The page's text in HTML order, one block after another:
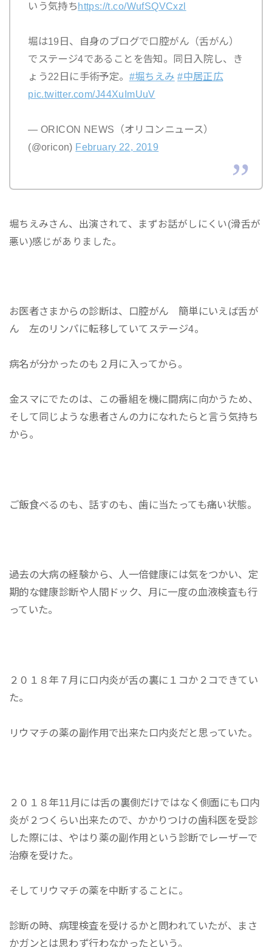
いう気持ち https://t.co/WufSQVCxzl
堀は19日、自身のブログで口腔がん（舌がん）
でステージ4であることを告知。同日入院し、き
ょう22日に手術予定。 #堀ちえみ #中居正広
pic.twitter.com/J44XuImUuV
— ORICON NEWS（オリコンニュース）
(@oricon) February 22, 2019
堀ちえみさん、出演されて、まずお話がしにくい(滑舌が
悪い)感じがありました。
お医者さまからの診断は、口腔がん 簡単にいえば舌が
ん 左のリンパに転移していてステージ4。
病名が分かったのも２月に入ってから。
金スマにでたのは、この番組を機に闘病に向かうため、
そして同じような患者さんの力になれたらと言う気持ち
から。
ご飯食べるのも、話すのも、歯に当たっても痛い状態。
過去の大病の経験から、人一倍健康には気をつかい、定
期的な健康診断や人間ドック、月に一度の血液検査も行
っていた。
２０１８年７月に口内炎が舌の裏に１コか２コできてい
た。
リウマチの薬の副作用で出来た口内炎だと思っていた。
２０１８年11月には舌の裏側だけではなく側面にも口内
炎が２つくらい出来たので、かかりつけの歯科医を受診
した際には、やはり薬の副作用という診断でレーザーで
治療を受けた。
そしてリウマチの薬を中断することに。
診断の時、病理検査を受けるかと問われていたが、まさ
かガンとは思わず行わなかったという。